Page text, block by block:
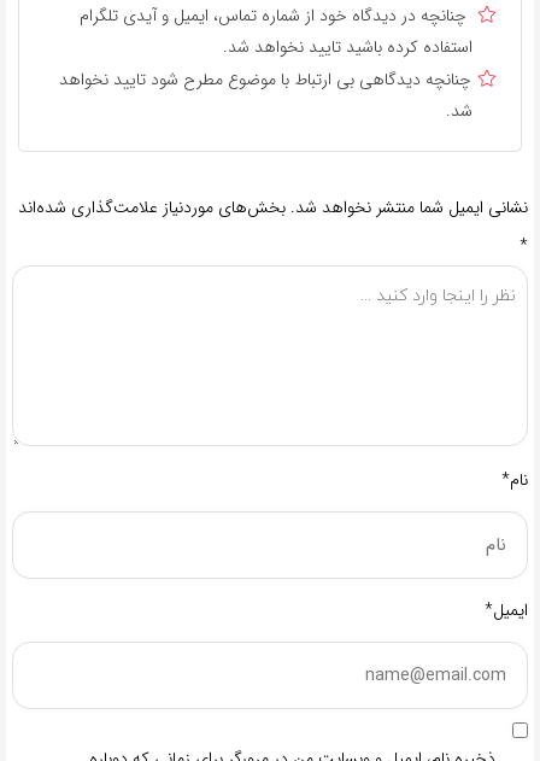
چنانچه در دیدگاه خود از شماره تماس، ایمیل و آیدی تلگرام
استفاده کرده باشید تایید نخواهد شد.
چنانچه دیدگاهی بی ارتباط با موضوع مطرح شود تایید نخواهد
شد.
نشانی ایمیل شما منتشر نخواهد شد. بخش‌های موردنیاز علامت‌گذاری شده‌اند
*
نام*
ایمیل*